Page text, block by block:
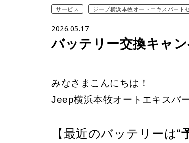
サービス ジープ横浜本牧オートエキスパート
2026.05.17
バッテリー交換キャ
みなさまこんにちは！
Jeep横浜本牧オートエキスパ
【最近のバッテリーは“